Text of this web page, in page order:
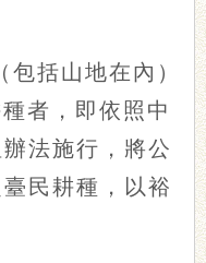
包括山地在內）
者，即依照中
法施行，將公
民耕種，以裕